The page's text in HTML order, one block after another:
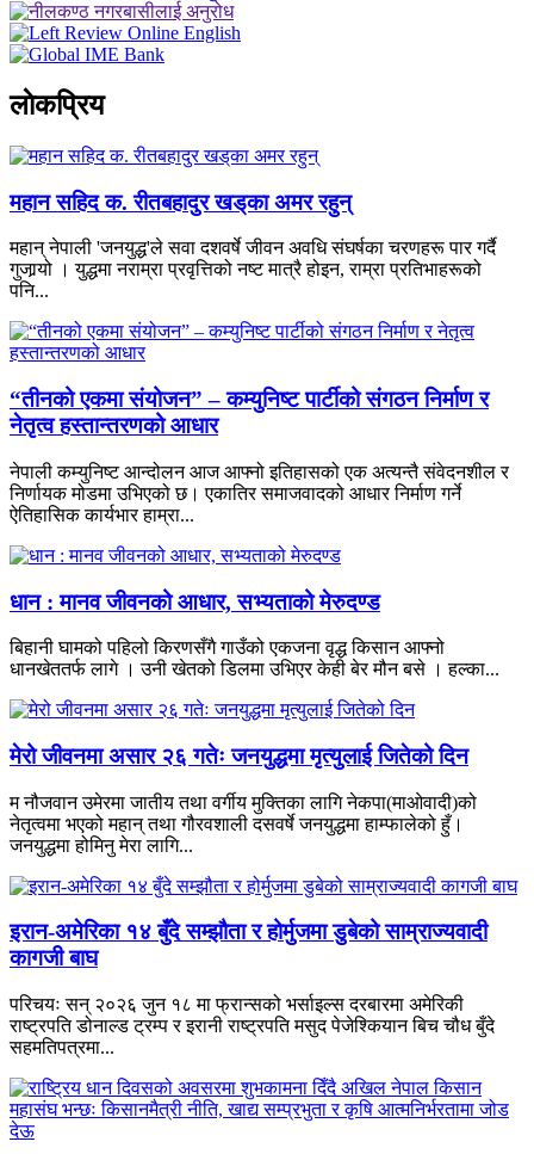
लाेकप्रिय
महान सहिद क. रीतबहादुर खड्‌का अमर रहुन्
महान् नेपाली 'जनयुद्ध'ले सवा दशवर्षे जीवन अवधि संघर्षका चरणहरू पार गर्दै
गुजार्‍यो । युद्धमा नराम्रा प्रवृत्तिको नष्ट मात्रै होइन, राम्रा प्रतिभाहरूको
पनि...
“तीनको एकमा संयोजन” – कम्युनिष्ट पार्टीको संगठन निर्माण र
नेतृत्व हस्तान्तरणको आधार
नेपाली कम्युनिष्ट आन्दोलन आज आफ्नो इतिहासको एक अत्यन्तै संवेदनशील र
निर्णायक मोडमा उभिएको छ। एकातिर समाजवादको आधार निर्माण गर्ने
ऐतिहासिक कार्यभार हाम्रा...
धान : मानव जीवनको आधार, सभ्यताको मेरुदण्ड
बिहानी घामको पहिलो किरणसँगै गाउँको एकजना वृद्ध किसान आफ्नो
धानखेततर्फ लागे । उनी खेतको डिलमा उभिएर केही बेर मौन बसे । हल्का...
मेरो जीवनमा असार २६ गतेः जनयुद्धमा मृत्युलाई जितेको दिन
म नौजवान उमेरमा जातीय तथा वर्गीय मुक्तिका लागि नेकपा(माओवादी)को
नेतृत्वमा भएको महान् तथा गौरवशाली दसवर्षे जनयुद्धमा हाम्फालेको हुँ।
जनयुद्धमा होमिनु मेरा लागि...
इरान-अमेरिका १४ बुँदे सम्झौता र होर्मुजमा डुबेको साम्राज्यवादी
कागजी बाघ
परिचयः सन् २०२६ जुन १८ मा फ्रान्सको भर्साइल्स दरबारमा अमेरिकी
राष्ट्रपति डोनाल्ड ट्रम्प र इरानी राष्ट्रपति मसुद पेजेश्कियान बिच चौध बुँदे
सहमतिपत्रमा...